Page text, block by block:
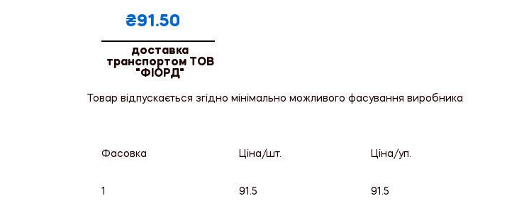
₴91.50
доставка
транспортом ТОВ
"ФІОРД"
Товар відпускається згідно мінімально можливого фасування виробника
Фасовка Ціна/шт. Ціна/уп.
1 91.5 91.5